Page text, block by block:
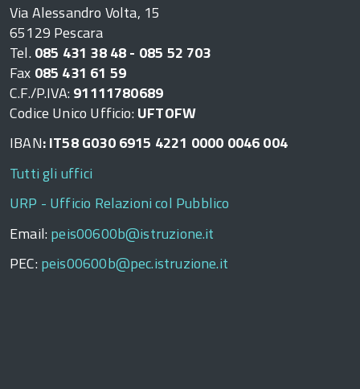
Via Alessandro Volta, 15
65129 Pescara
Tel. 085 431 38 48 - 085 52 703
Fax 085 431 61 59
C.F./P.IVA: 91111780689
Codice Unico Ufficio: UFTOFW
IBAN: IT58 G030 6915 4221 0000 0046 004
Tutti gli uffici
URP - Ufficio Relazioni col Pubblico
Email: peis00600b@istruzione.it
PEC: peis00600b@pec.istruzione.it